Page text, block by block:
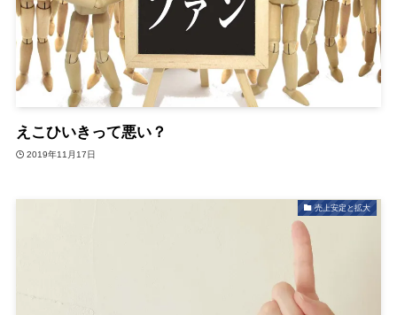
えこひいきって悪い？
2019年11月17日
売上安定と拡大